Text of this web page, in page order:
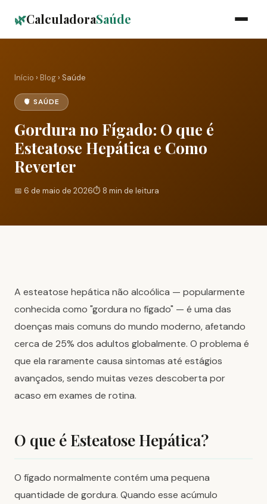
🌿CalculadoraSaúde
Início › Blog › Saúde
🫀 SAÚDE
Gordura no Fígado: O que é
Esteatose Hepática e Como
Reverter
📅 6 de maio de 2026⏱️ 8 min de leitura
A esteatose hepática não alcoólica — popularmente
conhecida como "gordura no fígado" — é uma das
doenças mais comuns do mundo moderno, afetando
cerca de 25% dos adultos globalmente. O problema é
que ela raramente causa sintomas até estágios
avançados, sendo muitas vezes descoberta por
acaso em exames de rotina.
O que é Esteatose Hepática?
O fígado normalmente contém uma pequena
quantidade de gordura. Quando esse acúmulo